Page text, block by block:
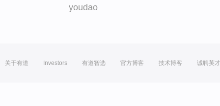
youdao
关于有道 Investors 有道智选 官方博客 技术博客 诚聘英才